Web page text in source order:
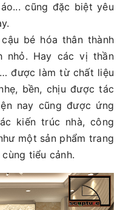
cũng đặc biệt yêu
bé hóa thân thành
nhỏ. Hay các vị thần
được làm từ chất liệu
bền, chịu được tác
nay cũng được ứng
kiến trúc nhà, công
một sản phẩm trang
tiểu cảnh.